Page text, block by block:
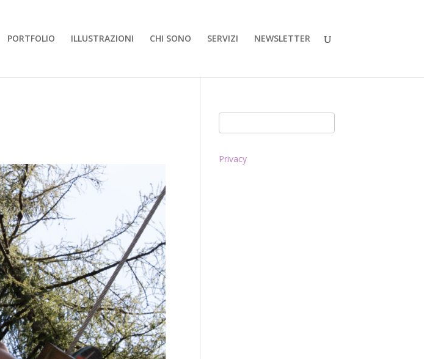
PORTFOLIO ILLUSTRAZIONI CHI SONO SERVIZI NEWSLETTER
Privacy